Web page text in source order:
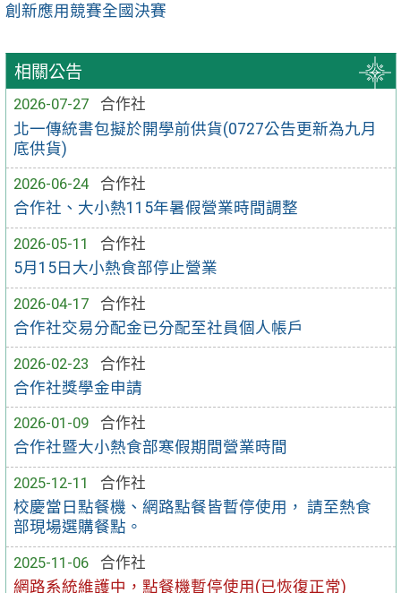
相關公告
2026-07-27
合作社
北一傳統書包擬於開學前供貨(0727公告更新為九月
底供貨)
2026-06-24
合作社
合作社、大小熱115年暑假營業時間調整
2026-05-11
合作社
5月15日大小熱食部停止營業
2026-04-17
合作社
合作社交易分配金已分配至社員個人帳戶
2026-02-23
合作社
合作社獎學金申請
2026-01-09
合作社
合作社暨大小熱食部寒假期間營業時間
2025-12-11
合作社
校慶當日點餐機、網路點餐皆暫停使用， 請至熱食
部現場選購餐點。
2025-11-06
合作社
網路系統維護中，點餐機暫停使用(已恢復正常)
創新應用競賽全國決賽